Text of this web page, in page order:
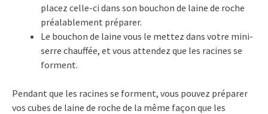
placez celle-ci dans son bouchon de laine de roche
préalablement préparer.
Le bouchon de laine vous le mettez dans votre mini-
serre chauffée, et vous attendez que les racines se
forment.
Pendant que les racines se forment, vous pouvez préparer
vos cubes de laine de roche de la même façon que les